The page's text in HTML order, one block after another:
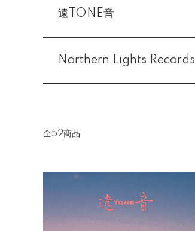
遠TONE音
Northern Lights Records
全52商品